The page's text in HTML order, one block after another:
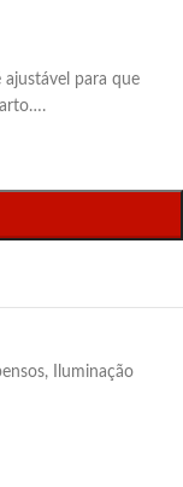
para que
,
Iluminação